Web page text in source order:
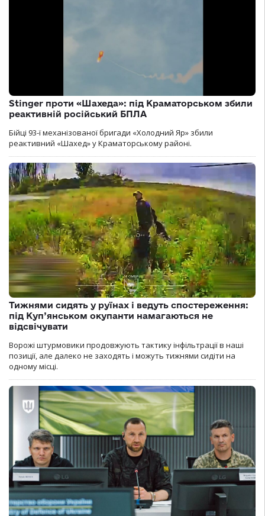
Stinger проти «Шахеда»: під Краматорськом збили
реактивній російський БПЛА
Бійці 93-ї механізованої бригади «Холодний Яр» збили
реактивний «Шахед» у Краматорському районі.
Тижнями сидять у руїнах і ведуть спостереження:
під Куп’янськом окупанти намагаються не
відсвічувати
Ворожі штурмовики продовжують тактику інфільтрації в наші
позиції, але далеко не заходять і можуть тижнями сидіти на
одному місці.